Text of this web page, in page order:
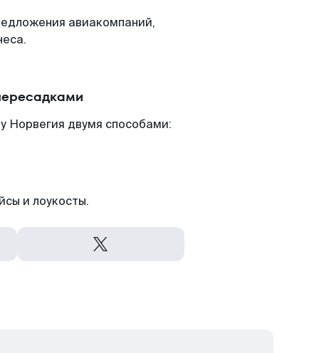
авиакомпаний,
Норвегия двумя способами:
и лоукосты.